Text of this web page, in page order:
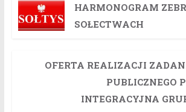
HARMONOGRAM
SOŁECTWACH
OFERTA REALIZACJI
PUBLICZNEGO
INTEGRACYJNA